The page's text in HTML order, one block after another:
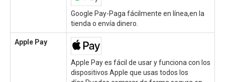
Google Pay-Paga fácilmente en línea,en la
tienda o envía dinero.
Apple Pay
Apple Pay es fácil de usar y funciona con los
dispositivos Apple que usas todos los